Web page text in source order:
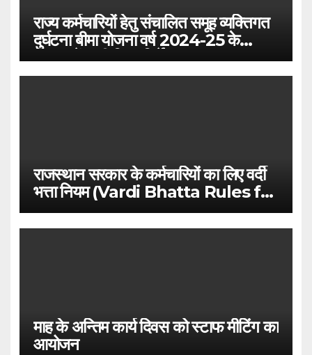
राज्य कर्मचारियों हेतु संचालित समूह व्यक्तिगत
दुर्घटना बीमा योजना वर्ष 2024-25 के
सम्बन्ध में जारी दिशा-निर्देश
राजस्थान सरकार के कर्मचारियों का लिए वर्दी
भत्ता नियम (Vardi Bhatta Rules for
Rajasthan Government
Employees)
माह के अन्तिम कार्य दिवस को स्टाफ मीटिंग का
आयोजन